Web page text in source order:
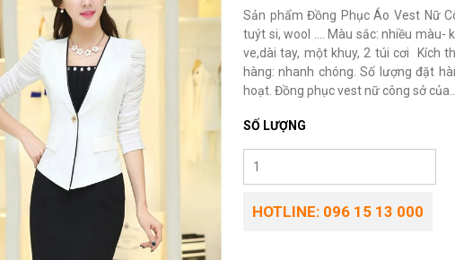
Sản phẩm Đồng Phục Áo Vest Nữ
tuýt si, wool …. Màu sắc: nhiều màu-
ve,dài tay, một khuy, 2 túi cơi Kích
hàng: nhanh chóng. Số lượng đặt
hoạt. Đồng phục vest nữ công sở của...
SỐ LƯỢNG
HOTLINE: 096 15 13 000